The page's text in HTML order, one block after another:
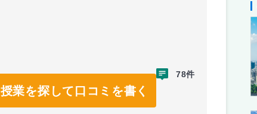
授業を探して口コミを書く
78件